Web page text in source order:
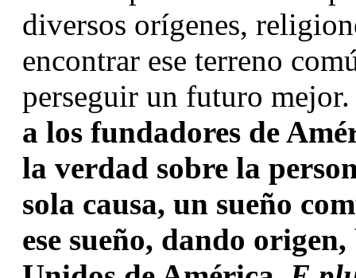
diversos orígenes,
encontrar ese terreno
perseguir un futuro
a los fundadores de
la verdad sobre la
sola causa, un sueño
ese sueño, dando